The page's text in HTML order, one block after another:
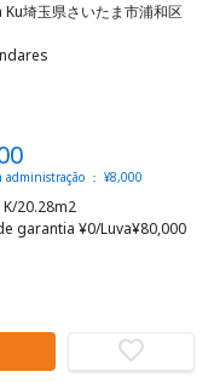
埼玉県さいたま市浦和区
administração ： ¥8,000
20.28m2
garantia ¥0/Luva¥80,000